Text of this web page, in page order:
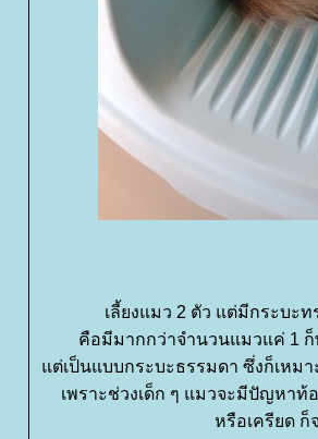
เลี้ยงแมว 2 ตัว แต่มีกระบะท
คือมีมากกว่าจำนวนแมวแค่ 1
ต่เป็นแบบกระบะธรรมดา ซึ่งก็เหมา
เพราะช่วงเด็ก ๆ แมวจะมีปัญหา
หรือเครียด